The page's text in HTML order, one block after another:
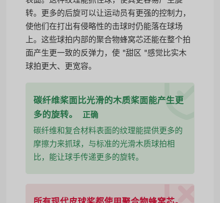
转。更多的后旋可以让运动员有更强的控制力，
使他们在打出有侵略性的击球时仍能落在球场
上。这些球拍内部的聚合物蜂窝芯还能在整个拍
面产生更一致的反弹力，使 "甜区 "感觉比实木
球拍更大、更宽容。
碳纤维桨面比光滑的木质桨面能产生更
多的旋转。
正确
碳纤维和复合材料表面的纹理能提供更多的
摩擦力来抓球，与标准的光滑木质球拍相
比，能让球手传递更多的旋转。